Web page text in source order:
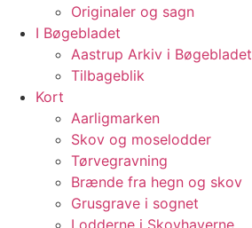
Originaler og sagn
I Bøgebladet
Aastrup Arkiv i Bøgebladet
Tilbageblik
Kort
Aarligmarken
Skov og moselodder
Tørvegravning
Brænde fra hegn og skov
Grusgrave i sognet
Lodderne i Skovhaverne